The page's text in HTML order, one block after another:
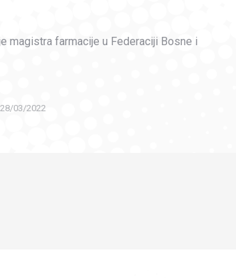
magistra farmacije u Federaciji Bosne i
28/03/2022